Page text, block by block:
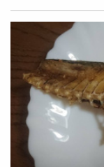
著艾默森（Colt
替球隊拿下勝利
有小聯盟下放權
球隊日前也透過
Ward），外野戰
柴德本季曾效力
盟出賽15場，19
次保送、2次盜
擊三圍為.158/